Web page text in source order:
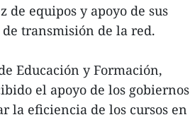
de equipos y apoyo de sus
transmisión de la red.
Educación y Formación,
el apoyo de los gobiernos
la eficiencia de los cursos en